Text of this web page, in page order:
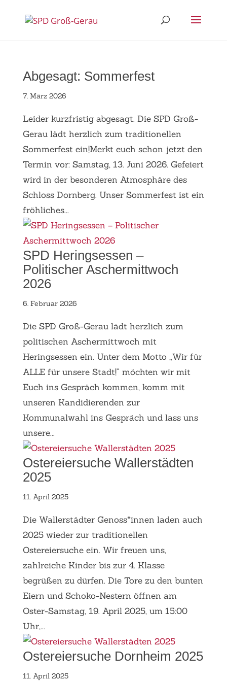
Abgesagt: Sommerfest
7. März 2026
Leider kurzfristig abgesagt. Die SPD Groß-
Gerau lädt herzlich zum traditionellen
Sommerfest ein!Merkt euch schon jetzt den
Termin vor: Samstag, 13. Juni 2026. Gefeiert
wird in der besonderen Atmosphäre des
Schloss Dornberg. Unser Sommerfest ist ein
fröhliches...
SPD Heringsessen –
Politischer Aschermittwoch
2026
6. Februar 2026
Die SPD Groß-Gerau lädt herzlich zum
politischen Aschermittwoch mit
Heringsessen ein. Unter dem Motto „Wir für
ALLE für unsere Stadt!“ möchten wir mit
Euch ins Gespräch kommen, komm mit
unseren Kandidierenden zur
Kommunalwahl ins Gespräch und lass uns
unsere...
Ostereiersuche Wallerstädten
2025
11. April 2025
Die Wallerstädter Genoss*innen laden auch
2025 wieder zur traditionellen
Ostereiersuche ein. Wir freuen uns,
zahlreiche Kinder bis zur 4. Klasse
begrüßen zu dürfen. Die Tore zu den bunten
Eiern und Schoko-Nestern öffnen am
Oster-Samstag, 19. April 2025, um 15:00
Uhr,...
Ostereiersuche Dornheim 2025
11. April 2025